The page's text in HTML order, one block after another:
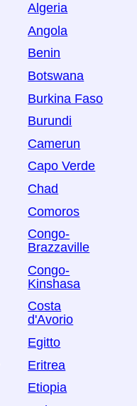
Algeria
Angola
Benin
Botswana
Burkina Faso
Burundi
Camerun
Capo Verde
Chad
Comoros
Congo-
Brazzaville
Congo-
Kinshasa
Costa
d'Avorio
Egitto
Eritrea
Etiopia